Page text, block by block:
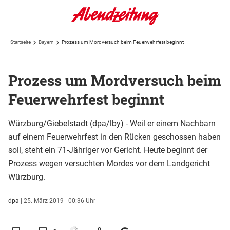
Startseite Bayern Prozess um Mordversuch beim Feuerwehrfest beginnt
Prozess um Mordversuch beim
Feuerwehrfest beginnt
Würzburg/Giebelstadt (dpa/lby) - Weil er einem Nachbarn
auf einem Feuerwehrfest in den Rücken geschossen haben
soll, steht ein 71-Jähriger vor Gericht. Heute beginnt der
Prozess wegen versuchten Mordes vor dem Landgericht
Würzburg.
dpa | 25. März 2019 - 00:36 Uhr